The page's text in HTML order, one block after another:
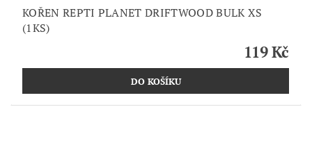
KOŘEN REPTI PLANET DRIFTWOOD BULK XS
(1KS)
119 Kč